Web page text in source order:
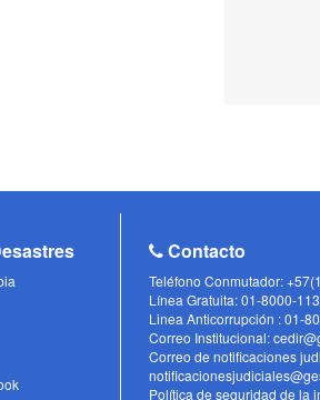
Contacto
Teléfono Conmutador:
Línea Gratuita: 01-8000-
Linea Anticorrupción : 01-
Correo Institucional:
Correo de notificaciones
Política de seguridad de la